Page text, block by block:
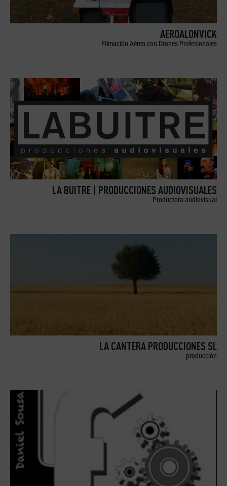
AEROALONVICK
Filmación Aérea con Drones Profesionales
LA BUITRE | PRODUCCIONES AUDIOVISUALES
Productora audiovisual
LA CANTERA PRODUCCIONES SL
producción